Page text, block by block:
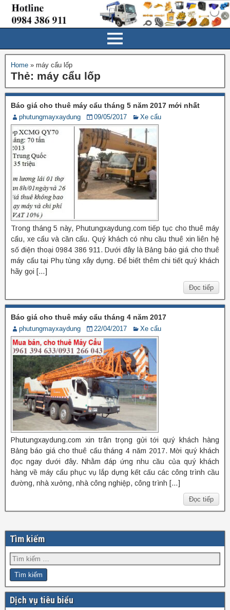
Home » máy cẩu lốp
Thẻ: máy cẩu lốp
Báo giá cho thuê máy cẩu tháng 5 năm 2017 mới nhất
phutungmayxaydung 09/05/2017 Xe cẩu
Trong tháng 5 này, Phutungxaydung.com tiếp tục cho thuê máy
cẩu, xe cẩu và cần cẩu. Quý khách có nhu cầu thuê xin liên hệ
số điện thoại 0984 386 911. Dưới đây là Bảng báo giá cho thuê
máy cẩu tại Phụ tùng xây dựng. Để biết thêm chi tiết quý khách
hãy gọi […]
Đọc tiếp
Báo giá cho thuê máy cẩu tháng 4 năm 2017
phutungmayxaydung 22/04/2017 Xe cẩu
Phutungxaydung.com xin trân trọng gửi tới quý khách hàng
Bảng báo giá cho thuê cẩu tháng 4 năm 2017. Mời quý khách
đọc ngay dưới đây. Nhằm đáp ứng nhu cầu của quý khách
hàng về máy cẩu phục vụ lắp dựng kết cấu các công trình cầu
đường, nhà xưởng, nhà công nghiệp, công trình […]
Đọc tiếp
Tìm kiếm
Dịch vụ tiêu biểu